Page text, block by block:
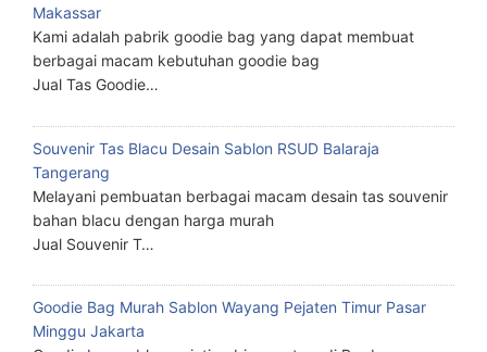
Makassar
Kami adalah pabrik goodie bag yang dapat membuat
berbagai macam kebutuhan goodie bag
Jual Tas Goodie…
Souvenir Tas Blacu Desain Sablon RSUD Balaraja
Tangerang
Melayani pembuatan berbagai macam desain tas souvenir
bahan blacu dengan harga murah
Jual Souvenir T…
Goodie Bag Murah Sablon Wayang Pejaten Timur Pasar
Minggu Jakarta